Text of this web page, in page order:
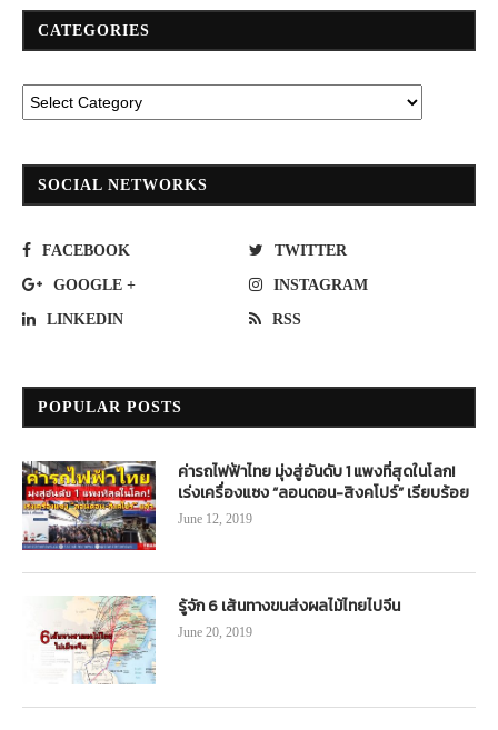
CATEGORIES
SOCIAL NETWORKS
FACEBOOK TWITTER
GOOGLE + INSTAGRAM
LINKEDIN RSS
POPULAR POSTS
ค่ารถไฟฟ้าไทย มุ่งสู่อันดับ 1 แพงที่สุดในโลก!
เร่งเครื่องแซง “ลอนดอน-สิงคโปร์” เรียบร้อย
June 12, 2019
รู้จัก 6 เส้นทางขนส่งผลไม้ไทยไปจีน
June 20, 2019